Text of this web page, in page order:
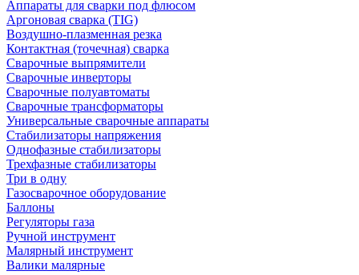
Аппараты для сварки под флюсом
Аргоновая сварка (TIG)
Воздушно-плазменная резка
Контактная (точечная) сварка
Сварочные выпрямители
Сварочные инверторы
Сварочные полуавтоматы
Сварочные трансформаторы
Универсальные сварочные аппараты
Стабилизаторы напряжения
Однофазные стабилизаторы
Трехфазные стабилизаторы
Три в одну
Газосварочное оборудование
Баллоны
Регуляторы газа
Ручной инструмент
Малярный инструмент
Валики малярные